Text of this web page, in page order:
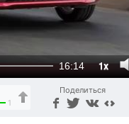
16:14 1x
1
Поделиться